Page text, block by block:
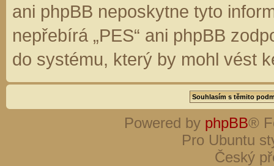
ani phpBB neposkytne tyto
nepřebírá „PES“ ani phpBB
do systému, který by mohl vést
Powered by phpBB®
Pro Ubuntu
Český